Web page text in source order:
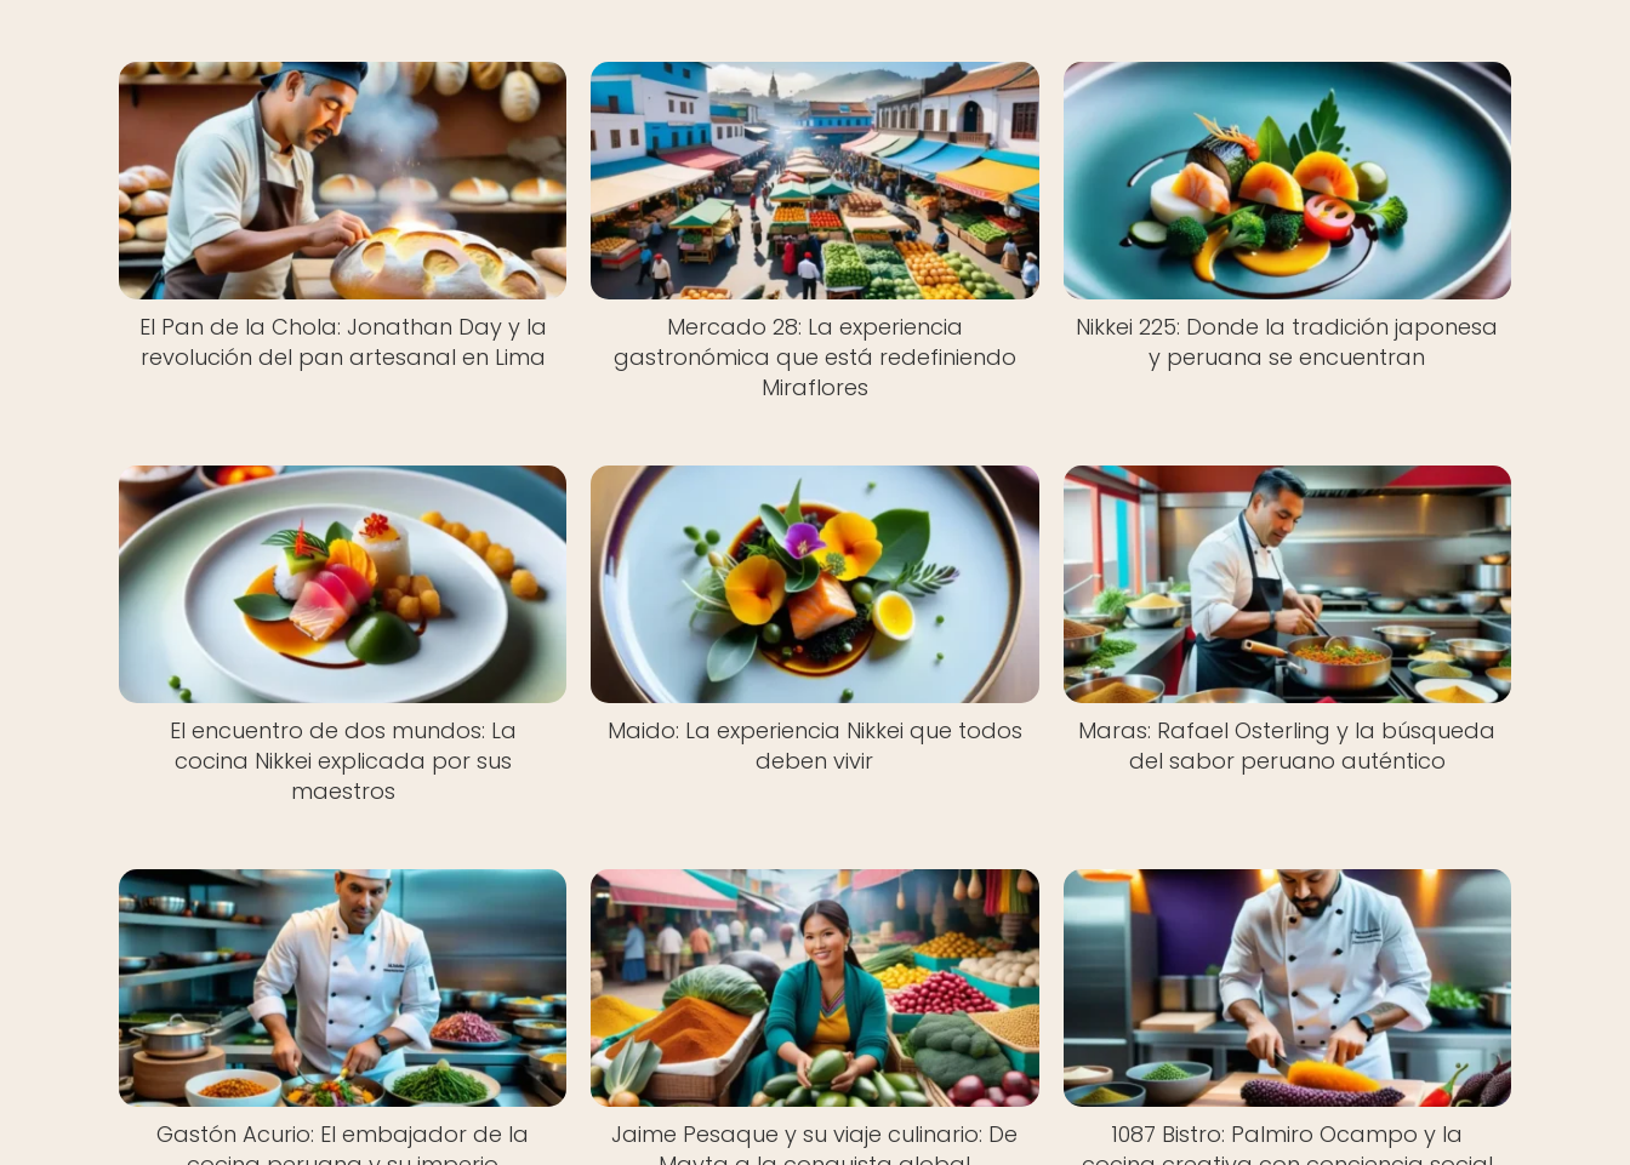
El Pan de la Chola: Jonathan Day y la
revolución del pan artesanal en Lima
Mercado 28: La experiencia
gastronómica que está redefiniendo
Miraflores
Nikkei 225: Donde la tradición japonesa
y peruana se encuentran
El encuentro de dos mundos: La
cocina Nikkei explicada por sus
maestros
Maido: La experiencia Nikkei que todos
deben vivir
Maras: Rafael Osterling y la búsqueda
del sabor peruano auténtico
Gastón Acurio: El embajador de la
Jaime Pesaque y su viaje culinario: De
1087 Bistro: Palmiro Ocampo y la